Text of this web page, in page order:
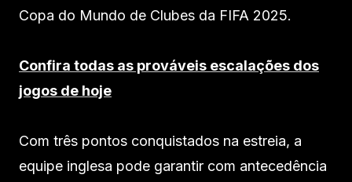
Copa do Mundo de Clubes da FIFA 2025.
Confira todas as prováveis escalações dos
jogos de hoje
Com três pontos conquistados na estreia, a
equipe inglesa pode garantir com antecedência